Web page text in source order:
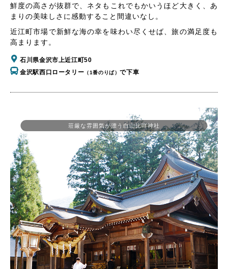
鮮度の高さが抜群で、ネタもこれでもかいうほど大きく、あ
まりの美味しさに感動すること間違いなし。
近江町市場で新鮮な海の幸を味わい尽くせば、旅の満足度も
高まります。
石川県金沢市上近江町50
金沢駅西口ロータリー （1番のりば）で下車
荘厳な雰囲気が漂う白山比咩神社